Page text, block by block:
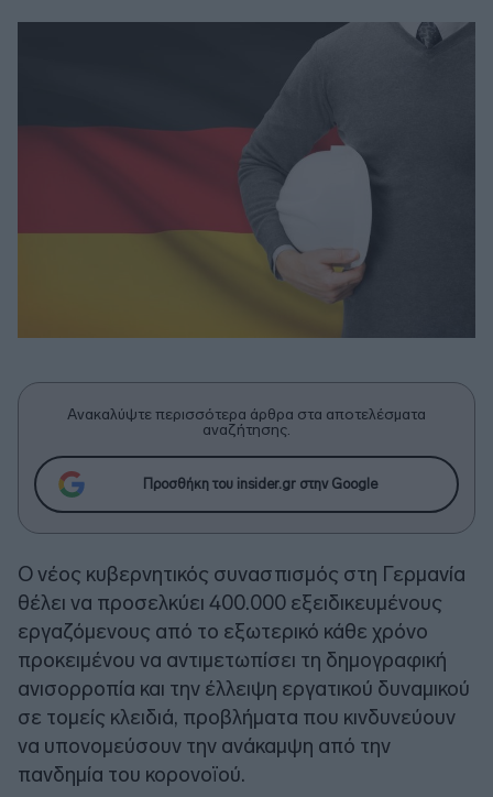
Ανακαλύψτε περισσότερα άρθρα στα αποτελέσματα
αναζήτησης.
Προσθήκη του insider.gr στην Google
Ο νέος κυβερνητικός συνασπισμός στη Γερμανία
θέλει να προσελκύει 400.000 εξειδικευμένους
εργαζόμενους από το εξωτερικό κάθε χρόνο
προκειμένου να αντιμετωπίσει τη δημογραφική
ανισορροπία και την έλλειψη εργατικού δυναμικού
σε τομείς κλειδιά, προβλήματα που κινδυνεύουν
να υπονομεύσουν την ανάκαμψη από την
πανδημία του κορονοϊού.